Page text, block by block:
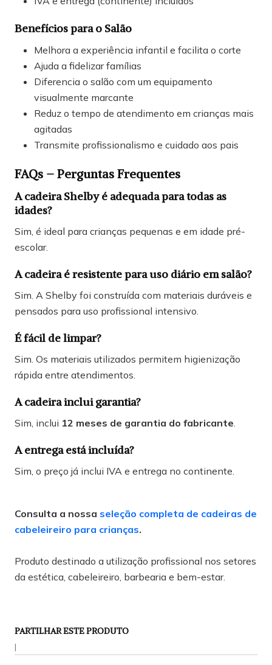
Benefícios para o Salão
Melhora a experiência infantil e facilita o corte
Ajuda a fidelizar famílias
Diferencia o salão com um equipamento
visualmente marcante
Reduz o tempo de atendimento em crianças mais
agitadas
Transmite profissionalismo e cuidado aos pais
FAQs – Perguntas Frequentes
A cadeira Shelby é adequada para todas as
idades?
Sim, é ideal para crianças pequenas e em idade pré-
escolar.
A cadeira é resistente para uso diário em salão?
Sim. A Shelby foi construída com materiais duráveis e
pensados para uso profissional intensivo.
É fácil de limpar?
Sim. Os materiais utilizados permitem higienização
rápida entre atendimentos.
A cadeira inclui garantia?
Sim, inclui 12 meses de garantia do fabricante.
A entrega está incluída?
Sim, o preço já inclui IVA e entrega no continente.
Consulta a nossa seleção completa de cadeiras de
cabeleireiro para crianças.
Produto destinado a utilização profissional nos setores
da estética, cabeleireiro, barbearia e bem-estar.
PARTILHAR ESTE PRODUTO
|